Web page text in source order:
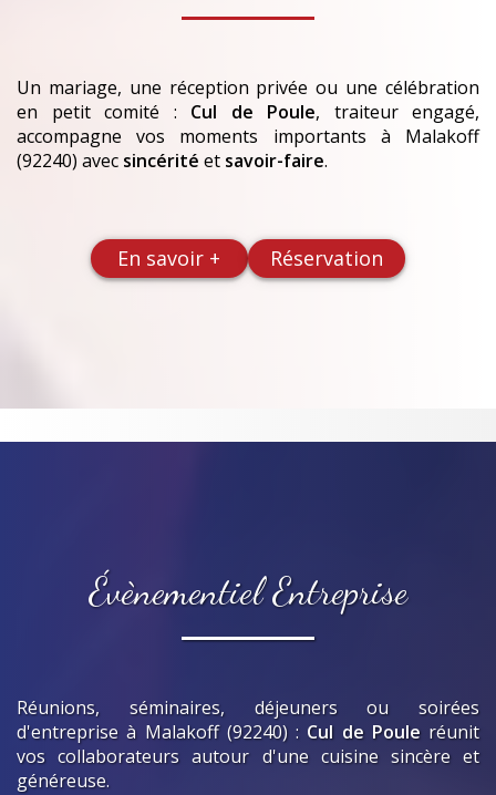
Un mariage, une réception privée ou une célébration
en petit comité : Cul de Poule, traiteur engagé,
accompagne vos moments importants à Malakoff
(92240) avec sincérité et savoir-faire.
En savoir + Réservation
Évènementiel Entreprise
Réunions, séminaires, déjeuners ou soirées
d'entrepriseà Malakoff (92240): Cul de Poule réunit
vos collaborateurs autour d'une cuisine sincère et
généreuse.